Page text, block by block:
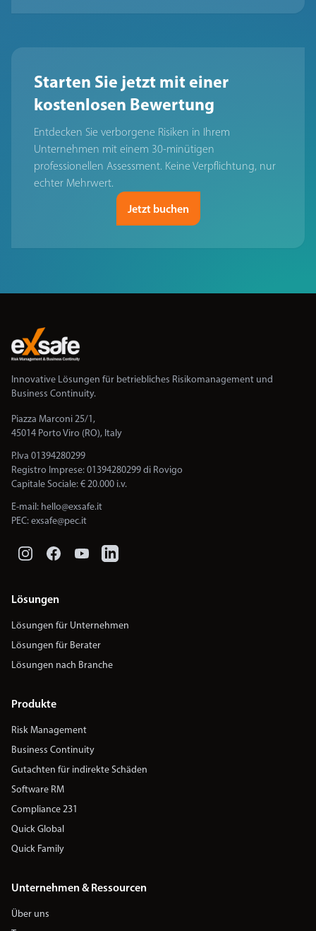
Starten Sie jetzt mit einer
kostenlosen Bewertung
Entdecken Sie verborgene Risiken in Ihrem
Unternehmen mit einem 30-minütigen
professionellen Assessment. Keine Verpflichtung, nur
echter Mehrwert.
Jetzt buchen
Innovative Lösungen für betriebliches Risikomanagement und
Business Continuity.
Piazza Marconi 25/1,
45014 Porto Viro (RO), Italy
P.Iva 01394280299
Registro Imprese: 01394280299 di Rovigo
Capitale Sociale: € 20.000 i.v.
E-mail: hello@exsafe.it
PEC:exsafe@pec.it
Lösungen
Lösungen für Unternehmen
Lösungen für Berater
Lösungen nach Branche
Produkte
Risk Management
Business Continuity
Gutachten für indirekte Schäden
Software RM
Compliance 231
Quick Global
Quick Family
Unternehmen & Ressourcen
Über uns